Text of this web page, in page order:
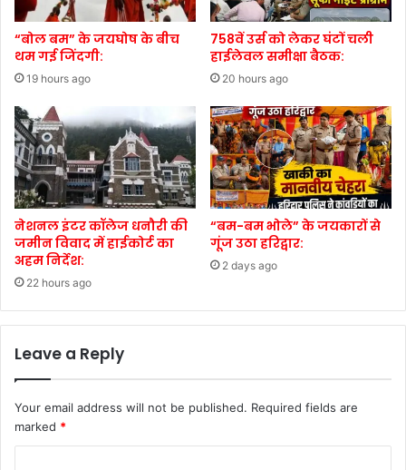
“बोल बम” के जयघोष के बीच
थम गई जिंदगी:
19 hours ago
758वें उर्स को लेकर घंटों चली
हाईलेवल समीक्षा बैठक:
20 hours ago
नेशनल इंटर कॉलेज धनौरी की
जमीन विवाद में हाईकोर्ट का
अहम निर्देश:
22 hours ago
“बम-बम भोले” के जयकारों से
गूंज उठा हरिद्वार:
2 days ago
Leave a Reply
Your email address will not be published. Required fields are
marked *